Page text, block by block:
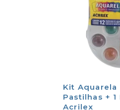
Kit Aquarela
Pastilhas + 1
Acrilex